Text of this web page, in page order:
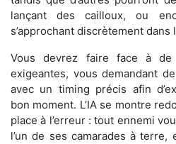
lançant des cailloux, ou
s’approchant discrètement
Vous devrez faire face à de
exigeantes, vous demandant
avec un timing précis afin
bon moment. L’IA se montre
place à l’erreur : tout ennemi
l’un de ses camarades à terre,